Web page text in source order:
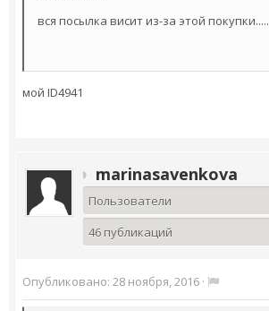
вся посылка висит из-за этой покупки.....
мой ID4941
marinasavenkova
Пользователи
46 публикаций
Опубликовано: 28 ноября, 2016 ·